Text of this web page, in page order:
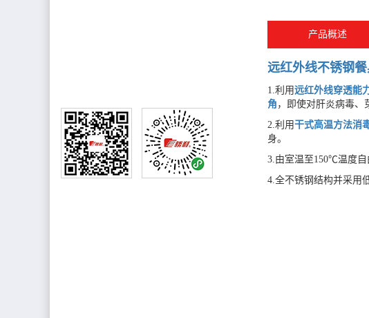
产品概述
远红外线不锈钢
1.利用远红外线穿透能
角 ，即使对肝炎病毒、
2.利用干式高温方法消
身。
3.由室温至150℃温度自
4.全不锈钢结构并采用